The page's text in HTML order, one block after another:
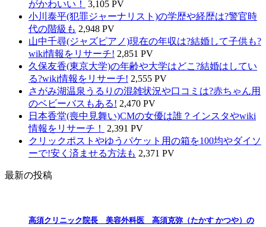
がかわいい！
3,105 PV
小川泰平(犯罪ジャーナリスト)の学歴や経歴は?警官時
代の階級も 2,948 PV
山中千尋(ジャズピアノ)現在の年収は?結婚して子供も?
wiki情報をリサーチ! 2,851 PV
久保友香(東京大学)の年齢や大学はどこ?結婚はしてい
る?wiki情報をリサーチ! 2,555 PV
さがみ湖温泉うるりの混雑状況や口コミは?赤ちゃん用
のベビーバスもある! 2,470 PV
日本香堂(喪中見舞い)CMの女優は誰？インスタやwiki
情報をリサーチ！
2,391 PV
クリックポストやゆうパケット用の箱を100均やダイソ
ーで!安く済ませる方法も 2,371 PV
最新の投稿
高須クリニック院長 美容外科医 高須克弥（たかす かつや）の